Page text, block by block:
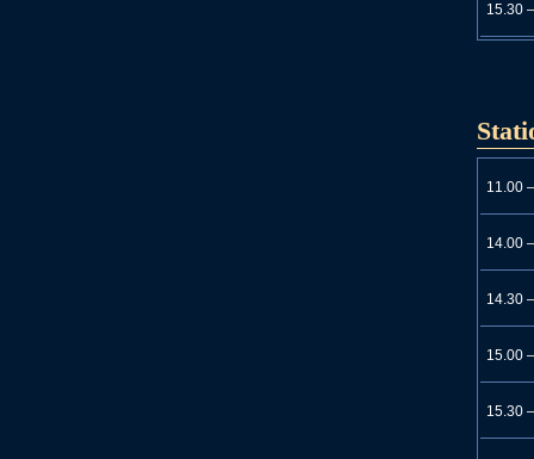
15.30
11.00
14.00
14.30
15.00
15.30